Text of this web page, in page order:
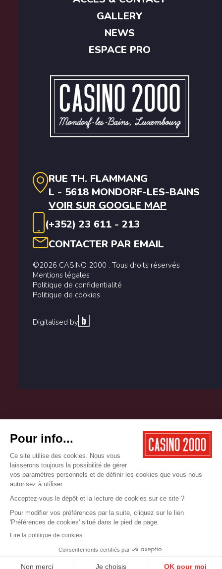
RUE TH. FLAMMANG
L - 5618 MONDORF-LES-BAINS
VOIR SUR GOOGLE MAP
(+352) 23 611 - 213
CONTACTER PAR EMAIL
©2026 CASINO 2000 . Tous droits réservés
Mentions légales
Politique de confidentialité
Politique de cookies
Digitalised by
GALLERY
NEWS
ESPACE PRO